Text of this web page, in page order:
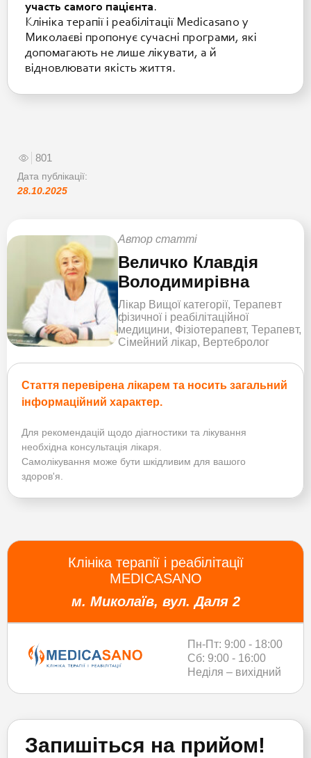
участь самого пацієнта.
Клініка терапії і реабілітації Medicasano у
Миколаєві пропонує сучасні програми, які
допомагають не лише лікувати, а й
відновлювати якість життя.
801
Дата публікації:
28.10.2025
Автор статті
Величко Клавдія
Володимирівна
Лікар Вищої категорії, Терапевт
фізичної і реабілітаційної
медицини, Фізіотерапевт, Терапевт,
Сімейний лікар, Вертебролог
Стаття перевірена лікарем та носить загальний
інформаційний характер.
Для рекомендацій щодо діагностики та лікування
необхідна консультація лікаря.
Самолікування може бути шкідливим для вашого
здоров'я.
Клініка терапії і реабілітації
MEDICASANO
м. Миколаїв, вул. Даля 2
Пн-Пт: 9:00 - 18:00
Сб: 9:00 - 16:00
Неділя – вихідний
Запишіться на прийом!